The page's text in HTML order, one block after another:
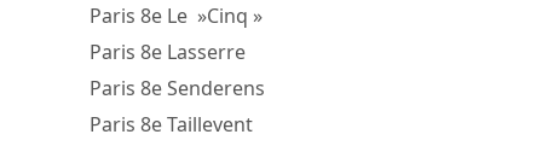
Paris 8e Le »Cinq »
Paris 8e Lasserre
Paris 8e Senderens
Paris 8e Taillevent